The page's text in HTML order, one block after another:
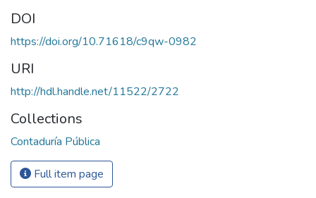
DOI
https://doi.org/10.71618/c9qw-0982
URI
http://hdl.handle.net/11522/2722
Collections
Contaduría Pública
Full item page